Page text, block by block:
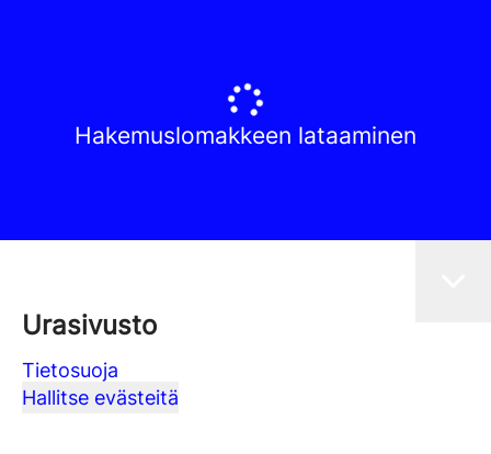
Hakemuslomakkeen lataaminen
Urasivusto
Tietosuoja
Hallitse evästeitä